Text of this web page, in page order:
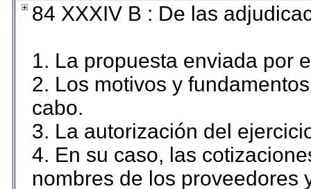
84 XXXIV B : De las
1. La propuesta enviada por
2. Los motivos y
cabo.
3. La autorización del
4. En su caso, las
nombres de los proveedores